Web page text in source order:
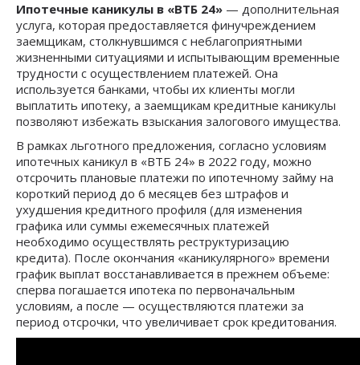
Ипотечные каникулы в «ВТБ 24» — дополнительная
услуга, которая предоставляется финучреждением
заемщикам, столкнувшимся с неблагоприятными
жизненными ситуациями и испытывающим временные
трудности с осуществлением платежей. Она
используется банками, чтобы их клиенты могли
выплатить ипотеку, а заемщикам кредитные каникулы
позволяют избежать взыскания залогового имущества.
В рамках льготного предложения, согласно условиям
ипотечных каникул в «ВТБ 24» в 2022 году, можно
отсрочить плановые платежи по ипотечному займу на
короткий период до 6 месяцев без штрафов и
ухудшения кредитного профиля (для изменения
графика или суммы ежемесячных платежей
необходимо осуществлять реструктуризацию
кредита). После окончания «каникулярного» времени
график выплат восстанавливается в прежнем объеме:
сперва погашается ипотека по первоначальным
условиям, а после — осуществляются платежи за
период отсрочки, что увеличивает срок кредитования.